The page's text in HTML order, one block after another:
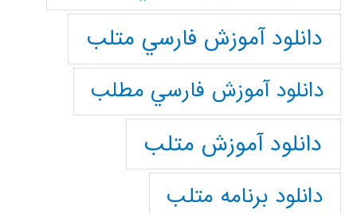
دانلود آموزش فارسي متلب
دانلود آموزش فارسي مطلب
دانلود آموزش متلب
دانلود برنامه متلب